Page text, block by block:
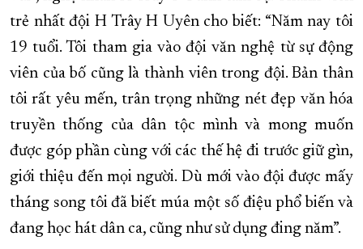
trẻ nhất đội H Trây H Uyên cho biết: “Năm nay tôi
19 tuổi. Tôi tham gia vào đội văn nghệ từ sự động
viên của bố cũng là thành viên trong đội. Bản thân
tôi rất yêu mến, trân trọng những nét đẹp văn hóa
truyền thống của dân tộc mình và mong muốn
được góp phần cùng với các thế hệ đi trước giữ gìn,
giới thiệu đến mọi người. Dù mới vào đội được mấy
tháng song tôi đã biết múa một số điệu phổ biến và
đang học hát dân ca, cũng như sử dụng đing năm”.